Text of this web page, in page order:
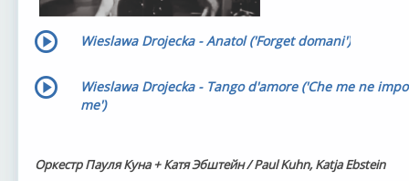
Wieslawa Drojecka - Anatol ('Forget domani')
Wieslawa Drojecka - Tango d'amore ('Che me ne
me')
Оркестр Пауля Куна + Катя Эбштейн / Paul Kuhn, Katja Ebstein